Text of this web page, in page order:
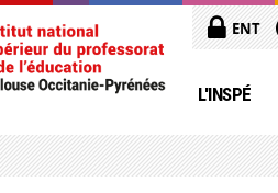
ENT
L'INSPÉ